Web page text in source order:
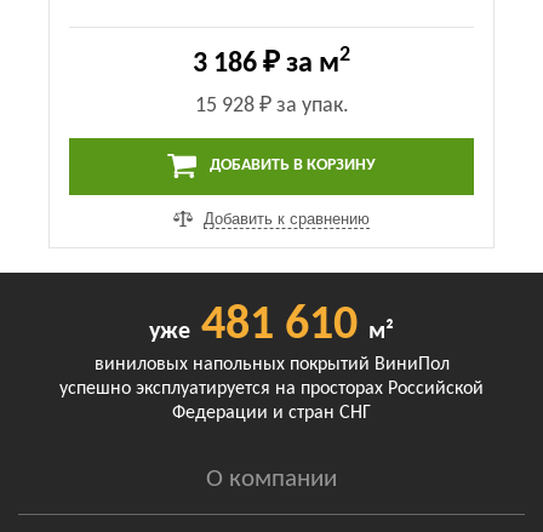
3 186 ₽ за м2
15 928 ₽за упак.
ДОБАВИТЬ В КОРЗИНУ
Добавить к сравнению
уже 481 610 м²
виниловых напольных покрытий ВиниПол
успешно эксплуатируется на просторах Российской
Федерации и стран СНГ
О компании